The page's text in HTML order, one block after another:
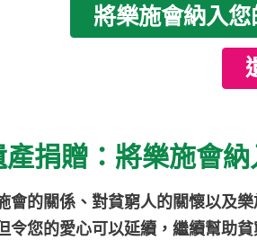
將樂施會納入
產捐贈：將樂施會
會的關係、對貧窮人的關懷以及
令您的愛心可以延續，繼續幫助